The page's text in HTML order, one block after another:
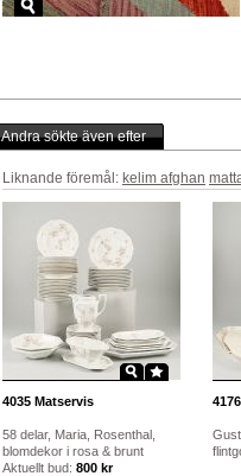
Andra sökte även efter
Liknande föremål: kelim afghan
4035 Matservis
58 delar, Maria, Rosenthal,
blomdekor i rosa & brunt
Aktuellt bud: 800 kr
4176